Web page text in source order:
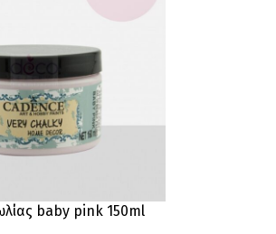
baby pink 150ml